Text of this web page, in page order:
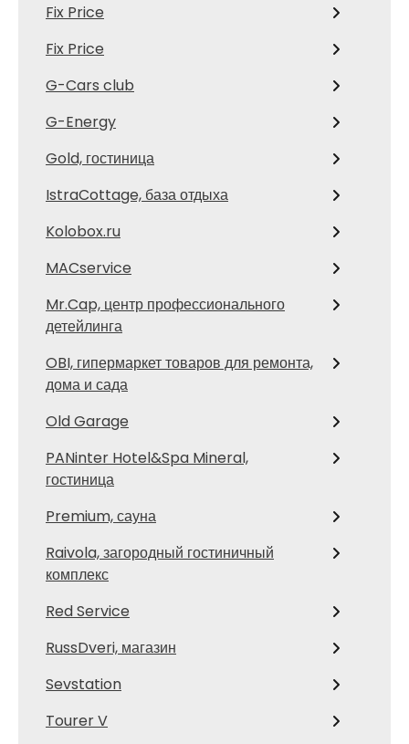
Fix Price
Fix Price
G-Cars club
G-Energy
Gold, гостиница
IstraCottage, база отдыха
Kolobox.ru
MACservice
Mr.Cap, центр профессионального
детейлинга
OBI, гипермаркет товаров для ремонта,
дома и сада
Old Garage
PANinter Hotel&Spa Mineral,
гостиница
Premium, сауна
Raivola, загородный гостиничный
комплекс
Red Service
RussDveri, магазин
Sevstation
Tourer V